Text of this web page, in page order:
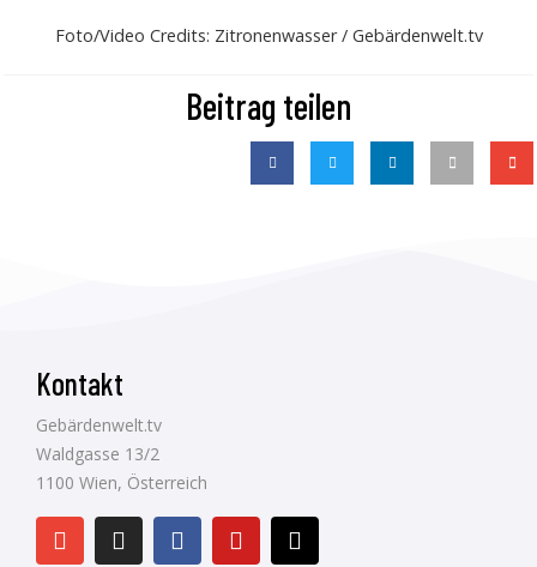
Foto/Video Credits: Zitronenwasser / Gebärdenwelt.tv
Beitrag teilen
Kontakt
Gebärdenwelt.tv
Waldgasse 13/2
1100 Wien, Österreich